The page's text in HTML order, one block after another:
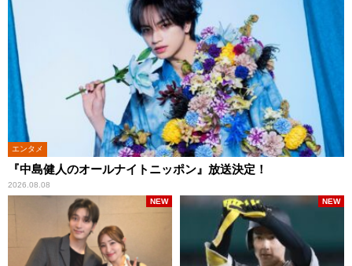
エンタメ
『中島健人のオールナイトニッポン』放送決定！
2026.08.08
NEW NEW